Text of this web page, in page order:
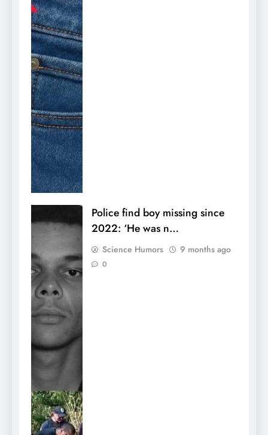
Police find boy missing since
2022: ‘He was n…
Science Humors 9 months ago
0